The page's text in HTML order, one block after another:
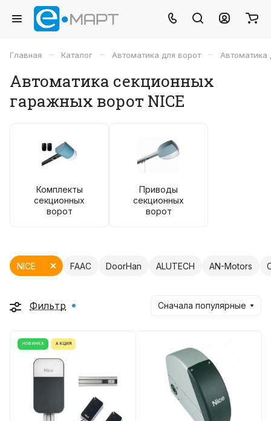
Главная – Каталог – Автоматика для ворот – Автоматика
Автоматика секционных
гаражных ворот NICE
Комплекты
секционных
ворот
Приводы
секционных
ворот
NICE FAAC DoorHan ALUTECH AN-Motors
Фильтр Сначала популярные
НОВИНКА АКЦИЯ